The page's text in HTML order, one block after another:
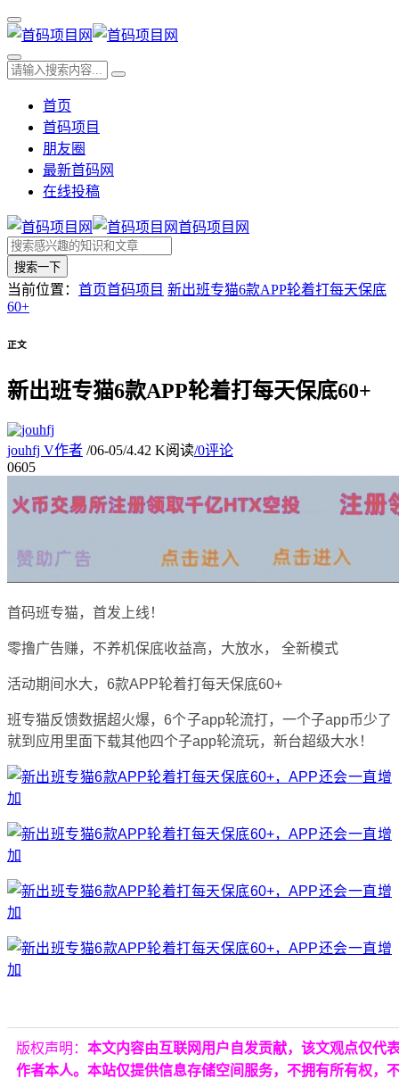
首页
首码项目
朋友圈
最新首码网
在线投稿
首码项目网
搜索一下
当前位置： 首页首码项目 新出班专猫6款APP轮着打每天保底
60+
正文
新出班专猫6款APP轮着打每天保底60+
jouhfj V作者 /06-05/4.42 K阅读/0评论
0605
首码班专猫，首发上线！
零撸广告赚，不养机保底收益高，大放水， 全新模式
活动期间水大，6款APP轮着打每天保底60+
班专猫反馈数据超火爆，6个子app轮流打，一个子app币少了
就到应用里面下载其他四个子app轮流玩，新台超级大水！
版权声明： 本文内容由互联网用户自发贡献，该文观点仅代
作者本人。本站仅提供信息存储空间服务，不拥有所有权，